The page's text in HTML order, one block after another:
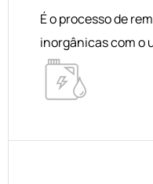
É o processo de
inorgânicas com o